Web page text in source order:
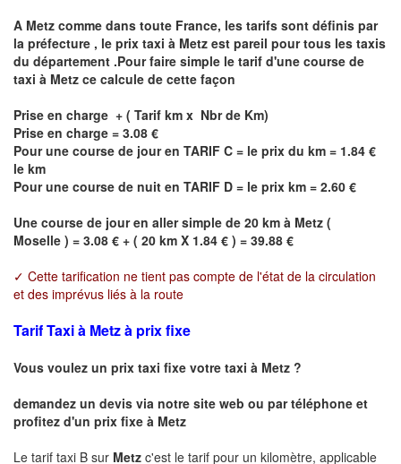
A Metz comme dans toute France, les tarifs sont définis par
la préfecture , le prix taxi à Metz est pareil pour tous les taxis
du département .Pour faire simple le tarif d'une course de
taxi à Metz ce calcule de cette façon
Prise en charge + ( Tarif km x Nbr de Km)
Prise en charge = 3.08 €
Pour une course de jour en TARIF C = le prix du km = 1.84 €
le km
Pour une course de nuit en TARIF D = le prix km = 2.60 €
Une course de jour en aller simple de 20 km à Metz (
Moselle ) = 3.08 € + ( 20 km X 1.84 € ) = 39.88 €
✓ Cette tarification ne tient pas compte de l'état de la circulation
et des imprévus liés à la route
Tarif Taxi à Metz à prix fixe
Vous voulez un prix taxi fixe votre taxi à Metz ?
demandez un devis via notre site web ou par téléphone et
profitez d'un prix fixe à Metz
Le tarif taxi B sur Metz c'est le tarif pour un kilomètre, applicable